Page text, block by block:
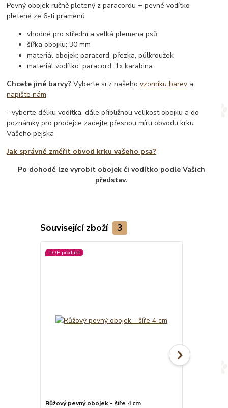
Pevný obojek ručně pletený z paracordu + pevné vodítko
pletené ze 6-ti pramenů
vhodné pro střední a velká plemena psů
šířka obojku: 30 mm
materiál obojek: paracord, přezka, půlkroužek
materiál vodítko: paracord, 1x karabina
Chcete jiné barvy? Vyberte si z našehovzorníku barev a
napište nám.
- vyberte délku vodítka, dále přibližnou velikost obojku a do
poznámky pro prodejce zadejte přesnou míru obvodu krku
Vašeho pejska
Jak správně změřit obvod krku vašeho psa?
Po dohodě lze vyrobit obojek či vodítko podle Vašich
představ.
Související zboží 3
TOP produkt
Růžový pevný obojek - šíře 4 cm